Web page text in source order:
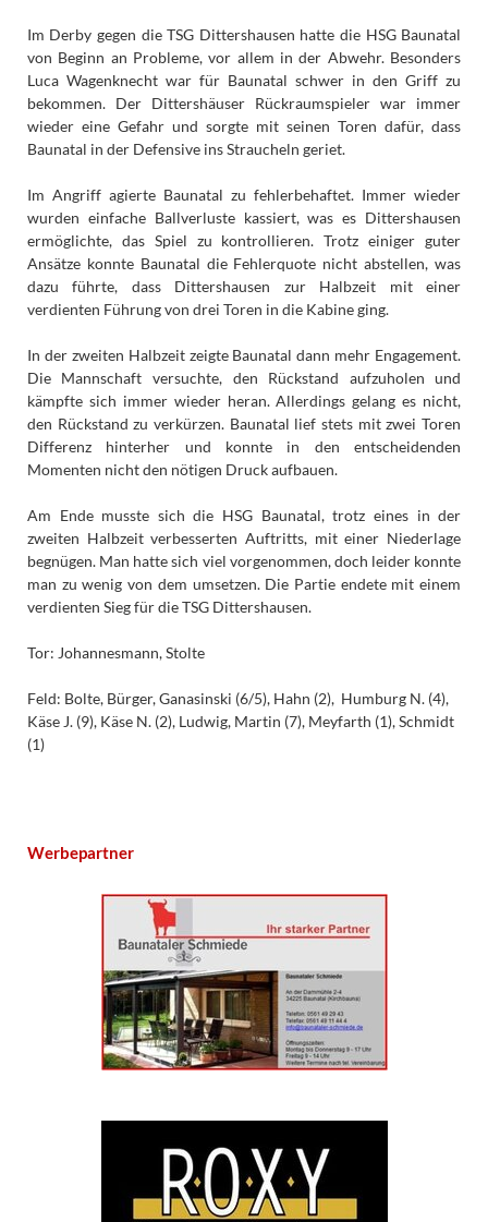
Im Derby gegen die TSG Dittershausen hatte die HSG Baunatal
von Beginn an Probleme, vor allem in der Abwehr. Besonders
Luca Wagenknecht war für Baunatal schwer in den Griff zu
bekommen. Der Dittershäuser Rückraumspieler war immer
wieder eine Gefahr und sorgte mit seinen Toren dafür, dass
Baunatal in der Defensive ins Straucheln geriet.
Im Angriff agierte Baunatal zu fehlerbehaftet. Immer wieder
wurden einfache Ballverluste kassiert, was es Dittershausen
ermöglichte, das Spiel zu kontrollieren. Trotz einiger guter
Ansätze konnte Baunatal die Fehlerquote nicht abstellen, was
dazu führte, dass Dittershausen zur Halbzeit mit einer
verdienten Führung von drei Toren in die Kabine ging.
In der zweiten Halbzeit zeigte Baunatal dann mehr Engagement.
Die Mannschaft versuchte, den Rückstand aufzuholen und
kämpfte sich immer wieder heran. Allerdings gelang es nicht,
den Rückstand zu verkürzen. Baunatal lief stets mit zwei Toren
Differenz hinterher und konnte in den entscheidenden
Momenten nicht den nötigen Druck aufbauen.
Am Ende musste sich die HSG Baunatal, trotz eines in der
zweiten Halbzeit verbesserten Auftritts, mit einer Niederlage
begnügen. Man hatte sich viel vorgenommen, doch leider konnte
man zu wenig von dem umsetzen. Die Partie endete mit einem
verdienten Sieg für die TSG Dittershausen.
Tor: Johannesmann, Stolte
Feld: Bolte, Bürger, Ganasinski (6/5), Hahn (2), Humburg N. (4),
Käse J. (9), Käse N. (2), Ludwig, Martin (7), Meyfarth (1), Schmidt
(1)
Werbepartner